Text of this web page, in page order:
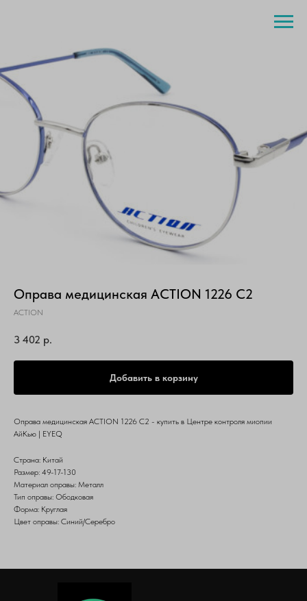
Оправа медицинская ACTION 1226 C2
ACTION
3 402 р.
Добавить в корзину
Оправа медицинская ACTION 1226 C2 - купить в Центре контроля миопии
АйКью | EYEQ
Страна: Китай
Размер: 49-17-130
Материал оправы: Металл
Тип оправы: Ободковая
Форма: Круглая
Цвет оправы: Синий/Серебро